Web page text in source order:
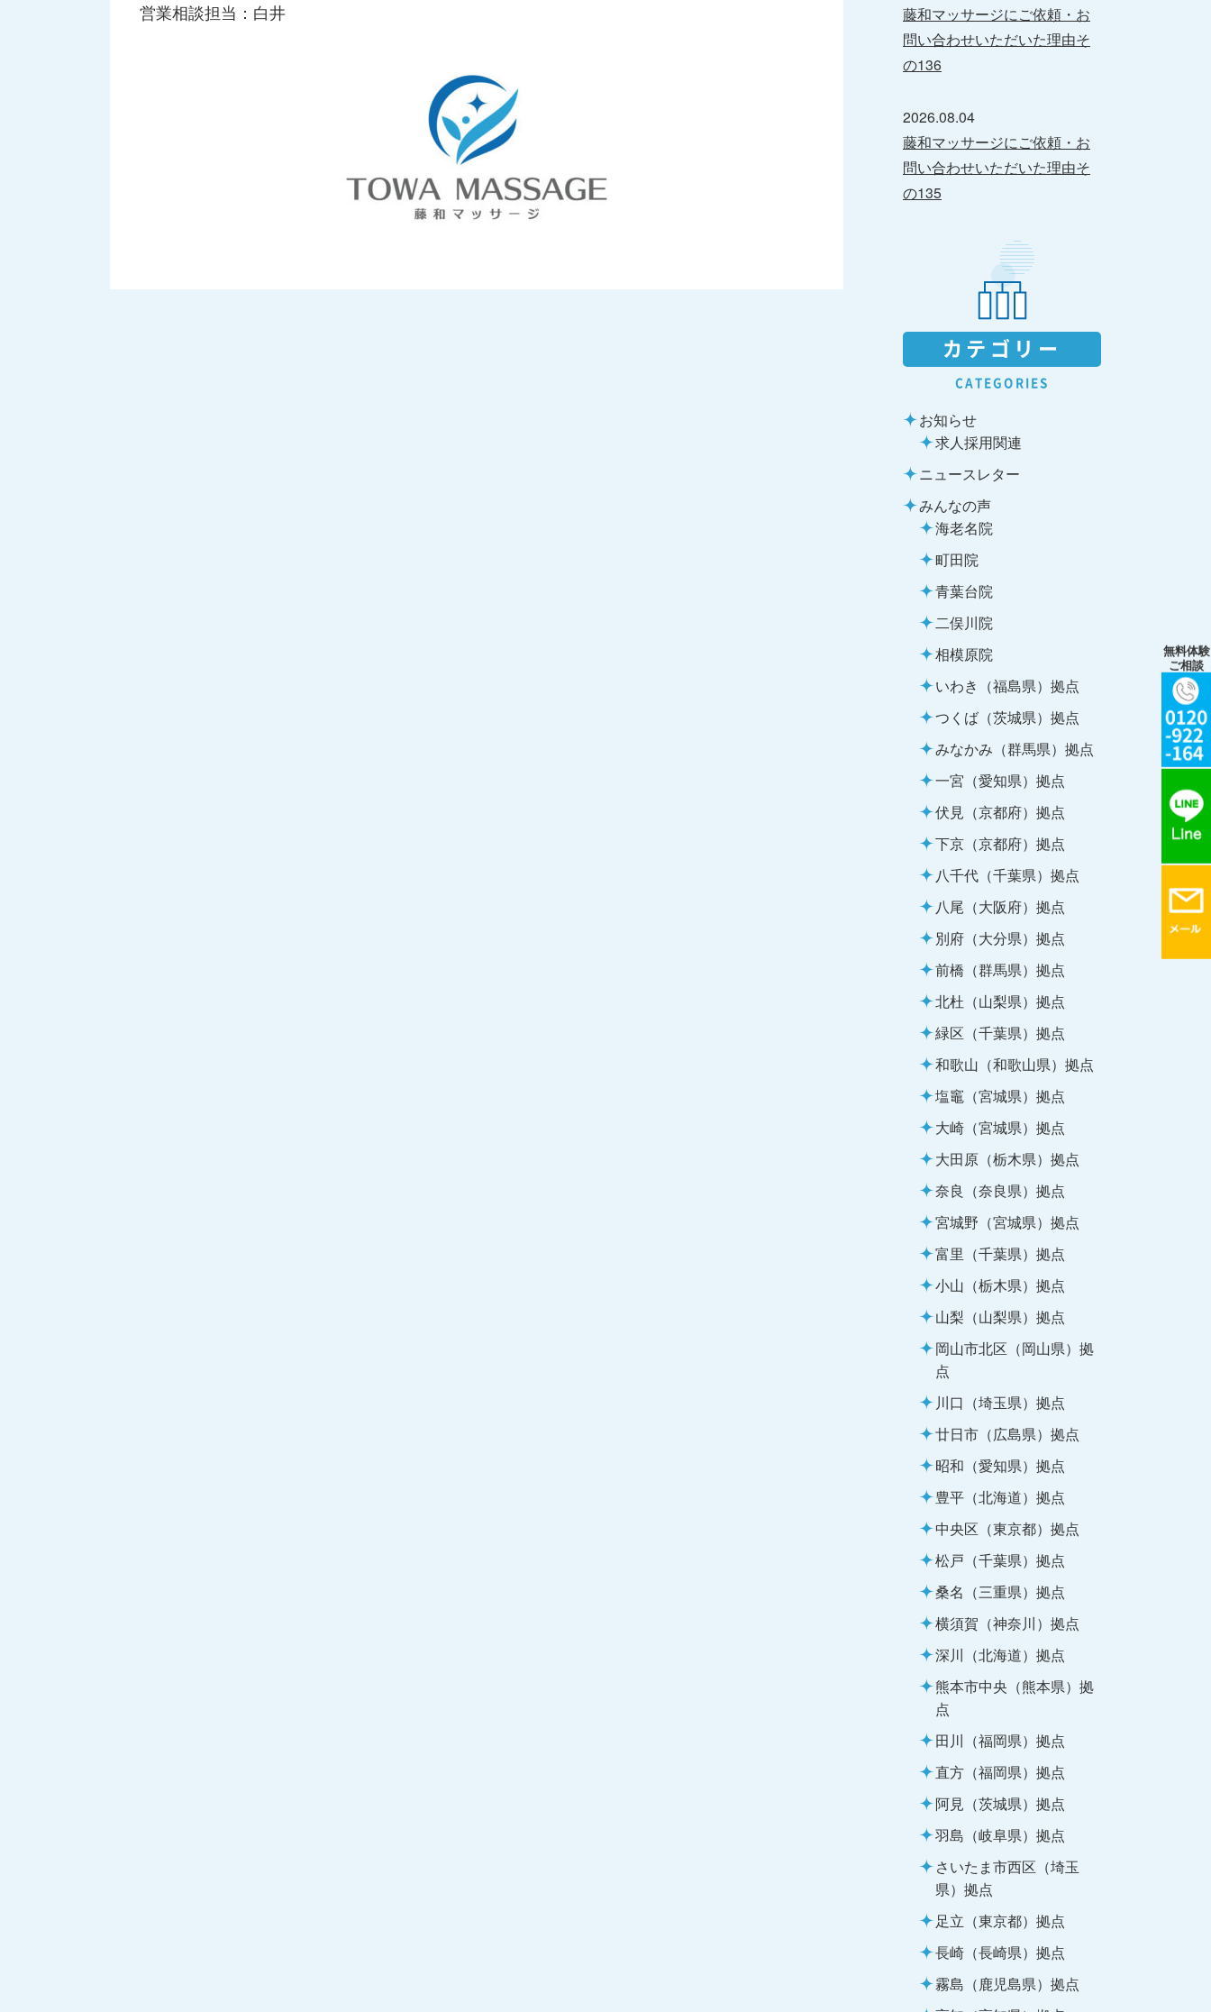
無料体験
ご相談
営業相談担当：白井
藤和マッサージにご依頼・お
問い合わせいただいた理由そ
の136
2026.08.04
藤和マッサージにご依頼・お
問い合わせいただいた理由そ
の135
カテゴリー
CATEGORIES
お知らせ
求人採用関連
ニュースレター
みんなの声
海老名院
町田院
青葉台院
二俣川院
相模原院
いわき（福島県）拠点
つくば（茨城県）拠点
みなかみ（群馬県）拠点
一宮（愛知県）拠点
伏見（京都府）拠点
下京（京都府）拠点
八千代（千葉県）拠点
八尾（大阪府）拠点
別府（大分県）拠点
前橋（群馬県）拠点
北杜（山梨県）拠点
緑区（千葉県）拠点
和歌山（和歌山県）拠点
塩竈（宮城県）拠点
大崎（宮城県）拠点
大田原（栃木県）拠点
奈良（奈良県）拠点
宮城野（宮城県）拠点
富里（千葉県）拠点
小山（栃木県）拠点
山梨（山梨県）拠点
岡山市北区（岡山県）拠
点
川口（埼玉県）拠点
廿日市（広島県）拠点
昭和（愛知県）拠点
豊平（北海道）拠点
中央区（東京都）拠点
松戸（千葉県）拠点
桑名（三重県）拠点
横須賀（神奈川）拠点
深川（北海道）拠点
熊本市中央（熊本県）拠
点
田川（福岡県）拠点
直方（福岡県）拠点
阿見（茨城県）拠点
羽島（岐阜県）拠点
さいたま市西区（埼玉
県）拠点
足立（東京都）拠点
長崎（長崎県）拠点
霧島（鹿児島県）拠点